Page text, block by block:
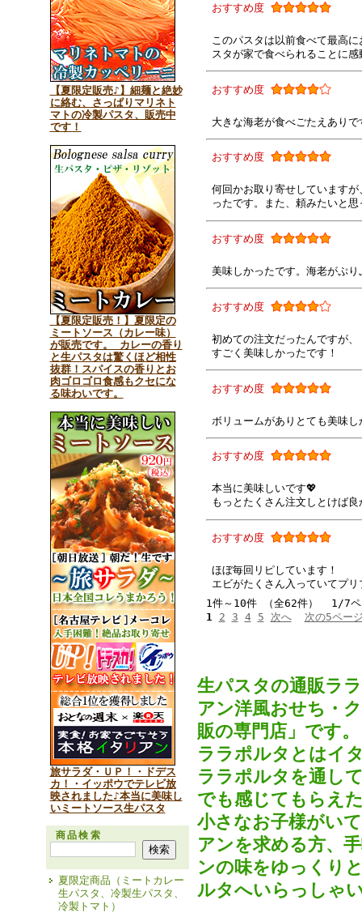
【夏限定販売♪】細麺と絶妙
に絡む、さっぱりマリネト
マトの冷製パスタ、販売中
です！
【夏限定販売！】夏限定の
ミートソース（カレー味）
が販売です。 カレーの香り
と生パスタは驚くほど相性
抜群！スパイスの香りとお
肉ゴロゴロ食感もクセにな
る味わいです。
旅サラダ・ＵＰ！・ドデス
カ！・イッポウでテレビ放
映されました♪本当に美味し
いミートソース生パスタ
商品検索
夏限定商品（ミートカレー
生パスタ、冷製生パスタ、
冷製トマト）
おすすめ度
このパスタは以前食べて最高
スタが家で食べられることに
おすすめ度
大きな海老が食べごたえあり
おすすめ度
何回かお取り寄せしています
ったです。また、頼みたいと思
おすすめ度
美味しかったです。海老がぷ
おすすめ度
初めての注文だったんですが、
すごく美味しかったです！
おすすめ度
ボリュームがありとても美味し
おすすめ度
本当に美味しいです💖
もっとたくさん注文しとけば
おすすめ度
ほぼ毎回リピしています！
エビがたくさん入っていてプ
1件～10件 （全62件） 1/7ペ
1
2 3 4 5 次へ 次の5ペー
生パスタの通販ラ
アン洋風おせち・
販の専門店」です。
ララポルタとはイ
ララポルタを通し
でも感じてもらえ
小さなお子様がい
アンを求める方、
ンの味をゆっくり
ルタへいらっしゃ